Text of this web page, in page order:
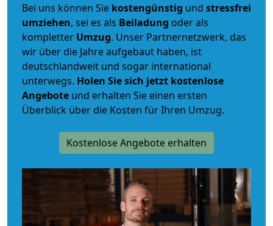
Bei uns können Sie kostengünstig und stressfrei
umziehen, sei es als Beiladung oder als
kompletter Umzug. Unser Partnernetzwerk, das
wir über die Jahre aufgebaut haben, ist
deutschlandweit und sogar international
unterwegs. Holen Sie sich jetzt kostenlose
Angebote und erhalten Sie einen ersten
Überblick über die Kosten für Ihren Umzug.
Kostenlose Angebote erhalten